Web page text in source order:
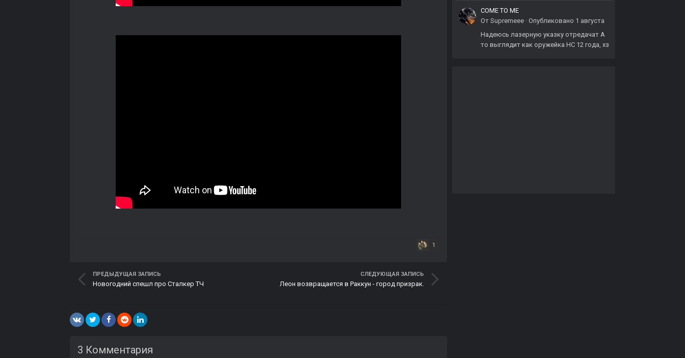
1
ПРЕДЫДУЩАЯ ЗАПИСЬ
Новогодний спешл про Сталкер ТЧ
СЛЕДУЮЩАЯ ЗАПИСЬ
Леон возвращается в Раккун - город призрак.
3 Комментария
COME TO ME
От Supremeee · Опубликовано 1 августа
Надеюсь лазерную указку отредачат А
то выглядит как оружейка НС 12 года, хз